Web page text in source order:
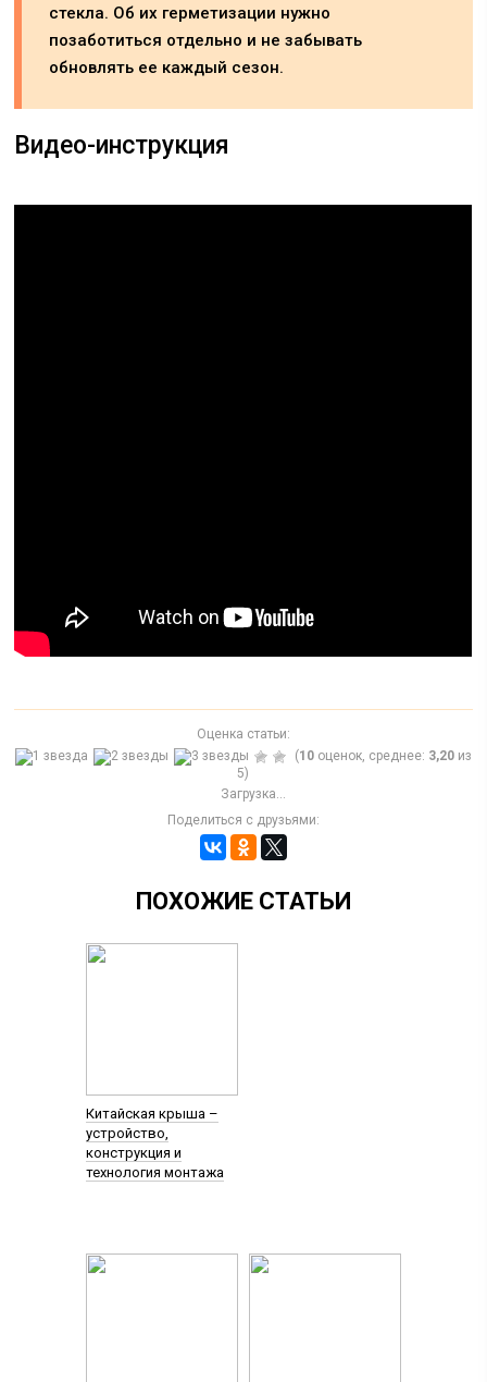
стекла. Об их герметизации нужно
позаботиться отдельно и не забывать
обновлять ее каждый сезон.
Видео-инструкция
Оценка статьи:
(10оценок, среднее: 3,20из
5)
Загрузка...
Поделиться с друзьями:
ПОХОЖИЕ СТАТЬИ
Китайская крыша –
устройство,
конструкция и
технология монтажа